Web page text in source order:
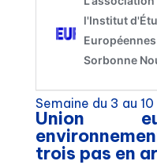
Semaine du 3 au
Union
trois pas en